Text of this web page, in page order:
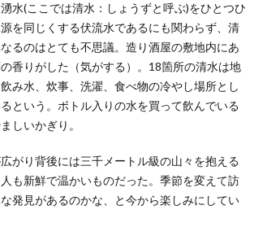
水(ここでは清水：しょうずと呼ぶ)をひとつひ
を同じくする伏流水であるにも関わらず、清
るのはとても不思議。造り酒屋の敷地内にあ
香りがした（気がする）。18箇所の清水は地
み水、炊事、洗濯、食べ物の冷やし場所とし
という。ボトル入りの水を買って飲んでいる
しいかぎり。
がり背後には三千メートル級の山々を抱える
も新鮮で温かいものだった。季節を変えて訪
発見があるのかな、と今から楽しみにしてい